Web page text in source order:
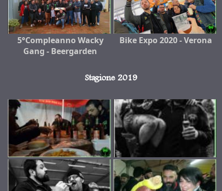
5°Compleanno Wacky
Gang - Beergarden
Bike Expo 2020 - Verona
Stagione 2019